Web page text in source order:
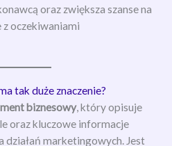
oraz zwiększa szanse na
oczekiwaniami
tak duże znaczenie?
biznesowy, który opisuje
oraz kluczowe informacje
działań marketingowych. Jest